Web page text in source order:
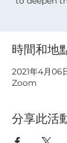
時間和地
2021年4月06
Zoom
分享此活